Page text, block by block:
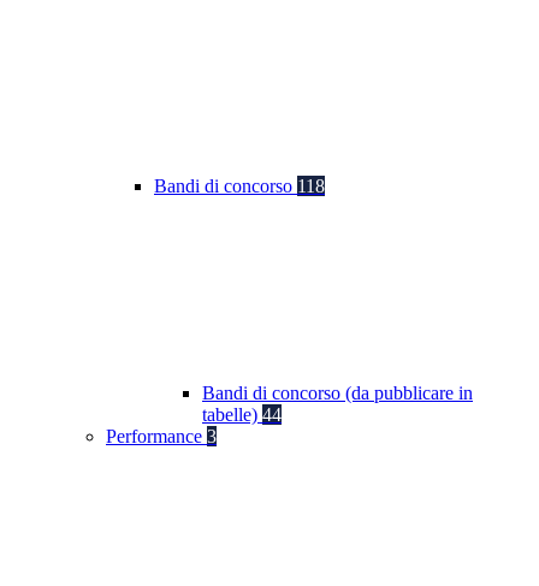
Bandi di concorso 118
Bandi di concorso (da pubblicare in
tabelle) 44
Performance 3